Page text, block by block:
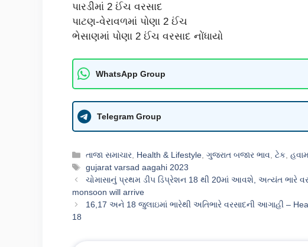
પારડીમાં 2 ઈંચ વરસાદ
પાટણ-વેરાવળમાં પોણા 2 ઈંચ
ભેસાણમાં પોણા 2 ઈંચ વરસાદ નોંધાયો
WhatsApp Group
Telegram Group
Categories
તાજા સમાચાર, Health & Lifestyle,ગુજરાત બજાર ભાવ,ટેક,
Tags
gujarat varsad aagahi 2023
ચોમાસાનું પ્રથમ ડીપ ડિપ્રેશન 18 થી 20માં આવશે, અત્યંત ભારે
monsoon will arrive
16,17 અને 18 જુલાઇમાં ભારેથી અતિભારે વરસાદની આગાહી –
18